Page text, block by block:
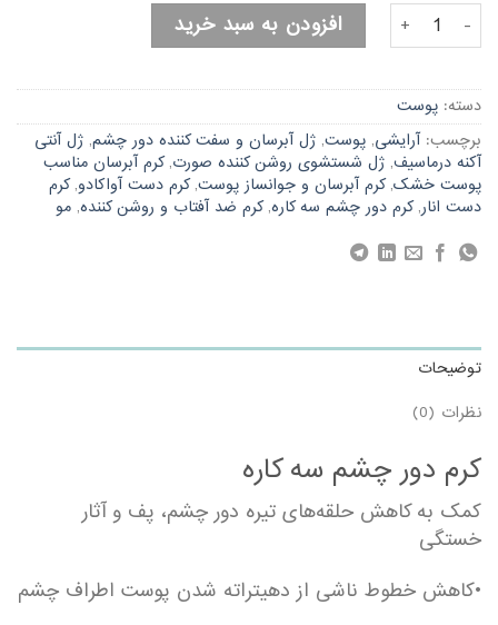
کرم دور چشم سه کاره عددافزودن به سبد خرید
دسته: پوست
برچسب: آرایشی, پوست, ژل آبرسان و سفت کننده دور چشم, ژل آنتی
آکنه درماسیف, ژل شستشوی روشن کننده صورت,کرم آبرسان مناسب
پوست خشک,کرم آبرسان و جوانساز پوست,کرم دست آواکادو,کرم
دست انار,کرم دور چشم سه کاره,کرم ضد آفتاب و روشن کننده, مو
توضیحات
نظرات (0)
کرم دور چشم سه کاره
کمک به کاهش حلقه‌های تیره دور چشم، پف و آثار
خستگی
•کاهش خطوط ناشی از دهیتراته شدن پوست اطراف چشم